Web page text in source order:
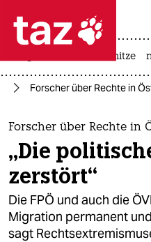
 taz
taz zahl
themen
politik
öko
gesellschaft
hitze
Forscher über Rechte in
Forscher über Rechte in
„Die
zerstört“
Die FPÖ und auch die
Migration permanent
sagt